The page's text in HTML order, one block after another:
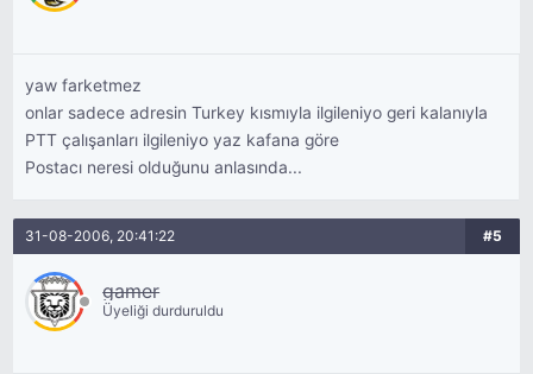
yaw farketmez
onlar sadece adresin Turkey kısmıyla ilgileniyo geri kalanıyla
PTT çalışanları ilgileniyo yaz kafana göre
Postacı neresi olduğunu anlasında...
31-08-2006, 20:41:22 #5
gamer
Üyeliği durduruldu